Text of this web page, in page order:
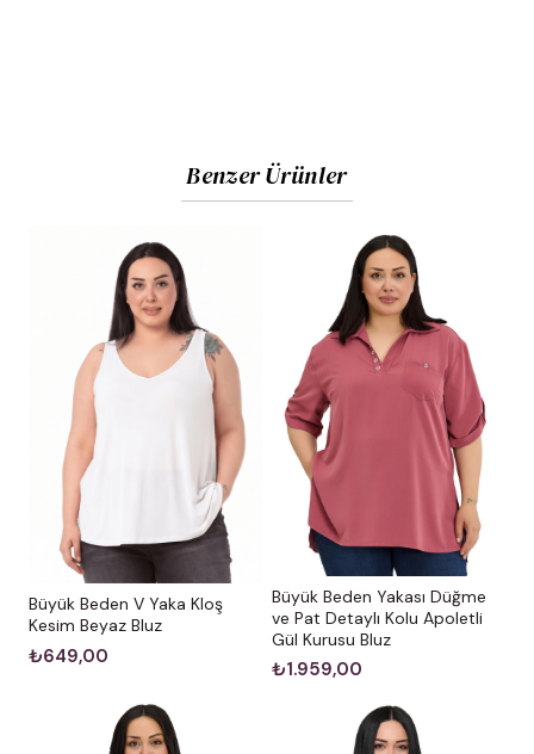
Benzer Ürünler
Büyük Beden V Yaka Kloş
Kesim Beyaz Bluz
₺649,00
Büyük Beden Yakası Düğme
ve Pat Detaylı Kolu Apoletli
Gül Kurusu Bluz
₺1.959,00